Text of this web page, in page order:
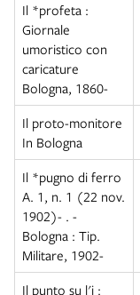
Il *profeta :
Giornale
umoristico con
caricature
Bologna, 1860-
Il proto-monitore
In Bologna
Il *pugno di ferro
A. 1, n. 1 (22 nov.
1902)- . -
Bologna : Tip.
Militare, 1902-
Il punto su l'i :